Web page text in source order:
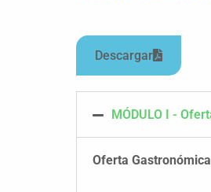
Descargar
MÓDULO I -
Oferta